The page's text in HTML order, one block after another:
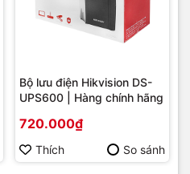
Bộ lưu điện Hikvision DS-
UPS600 | Hàng chính hãng
720.000₫
Thích So sánh